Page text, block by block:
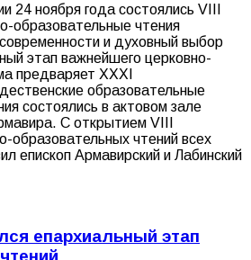
24 ноября года состоялись VIII
образовательные чтения
и духовный выбор
этап важнейшего церковно-
предваряет XXXI
образовательные
состоялись в актовом зале
С открытием VIII
образовательных чтений всех
епископ Армавирский и Лабинский
епархиальный этап